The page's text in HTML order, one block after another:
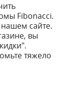
Fibonacci.
сайте.
вы
тяжело